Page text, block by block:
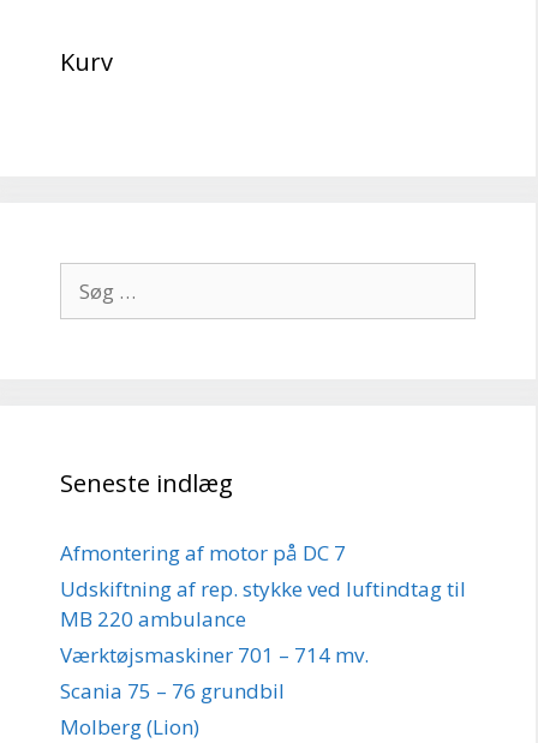
Kurv
efter:
Seneste indlæg
Afmontering af motor på DC 7
Udskiftning af rep. stykke ved luftindtag til
MB 220 ambulance
Værktøjsmaskiner 701 – 714 mv.
Scania 75 – 76 grundbil
Molberg (Lion)